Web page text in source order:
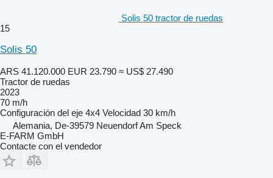
Solis 50 tractor de ruedas
15
Solis 50
ARS 41.120.000 EUR 23.790 ≈ US$ 27.490
Tractor de ruedas
2023
70 m/h
Configuración del eje 4x4 Velocidad 30 km/h
Alemania, De-39579 Neuendorf Am Speck
E-FARM GmbH
Contacte con el vendedor